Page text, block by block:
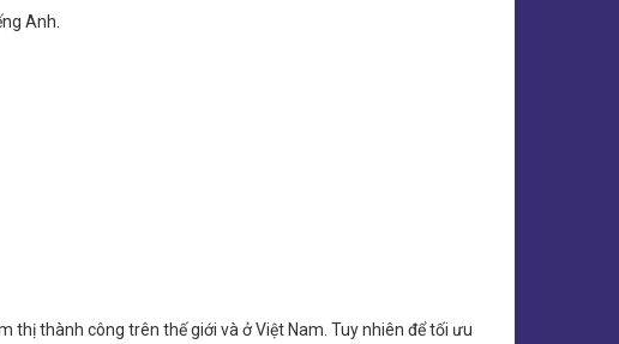
Anh.
thị thành công trên thế giới và ở Việt Nam. Tuy nhiên để tối ưu